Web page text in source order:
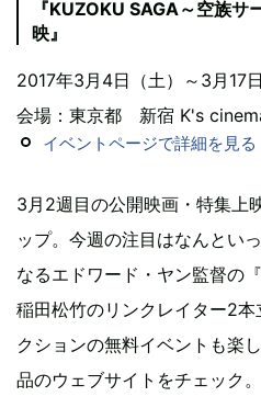
『KUZOKU SAGA～空族サ
映』
2017年3月4日（土）～3月17日
会場：東京都 新宿 K's
イベントページで詳細を見る
3月2週目の公開映画・特集上
ップ。今週の注目はなんとい
なるエドワード・ヤン監督の
稲田松竹のリンクレイター2
クションの無料イベントも楽
品のウェブサイトをチェック。